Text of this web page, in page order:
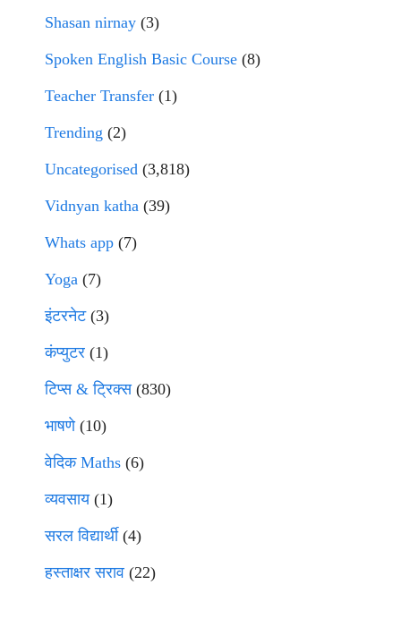
Shasan nirnay (3)
Spoken English Basic Course (8)
Teacher Transfer (1)
Trending (2)
Uncategorised (3,818)
Vidnyan katha (39)
Whats app (7)
Yoga (7)
इंटरनेट(3)
कंप्युटर (1)
टिप्स & ट्रिक्स(830)
भाषणे(10)
वेदिक Maths (6)
व्यवसाय(1)
सरल विद्यार्थी(4)
हस्ताक्षर सराव (22)